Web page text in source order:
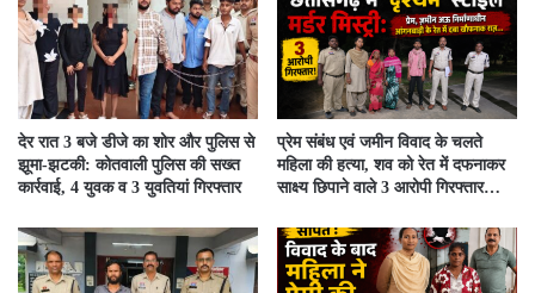
देर रात 3 बजे डीजे का शोर और पुलिस से
झूमा-झटकी: कोतवाली पुलिस की सख्त
कार्रवाई, 4 युवक व 3 युवतियां गिरफ्तार
प्रेम संबंध एवं जमीन विवाद के चलते
महिला की हत्या, शव को रेत में दफनाकर
साक्ष्य छिपाने वाले 3 आरोपी गिरफ्तार…